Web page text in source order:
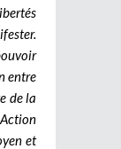
entre
de la
et